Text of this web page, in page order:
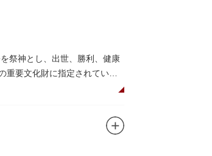
目してみてください。初め
）を参考にめぐるのも良い
散策するのもおすすめです。
祭神とし、出世、勝利、健康
重要文化財に指定されていま
参りに行けない江戸の人々の
、拝観を申し込んでみては